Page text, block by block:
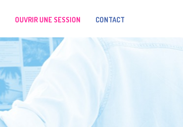
OUVRIR UNE SESSION CONTACT